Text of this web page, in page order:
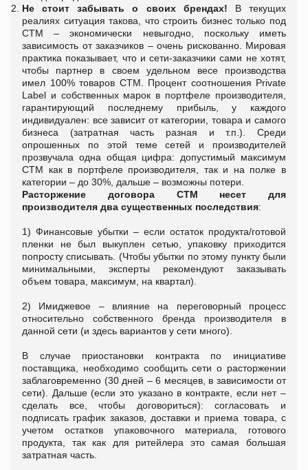
Не стоит забывать о своих брендах! В текущих
реалиях ситуация такова, что строить бизнес только под
СТМ – экономически невыгодно, поскольку иметь
зависимость от заказчиков – очень рискованно. Мировая
практика показывает, что и сети-заказчики сами не хотят,
чтобы партнер в своем удельном весе производства
имел 100% товаров СТМ. Процент соотношения Private
Label и собственных марок в портфеле производителя,
гарантирующий последнему прибыль, у каждого
индивидуален: все зависит от категории, товара и самого
бизнеса (затратная часть разная и т.п.). Среди
опрошенных по этой теме сетей и производителей
прозвучала одна общая цифра: допустимый максимум
СТМ как в портфеле производителя, так и на полке в
категории – до 30%, дальше – возможны потери.
Расторжение договора СТМ несет для
производителя два существенных последствия:
1) Финансовые убытки – если остаток продукта/готовой
пленки не был выкуплен сетью, упаковку приходится
попросту списывать. (Чтобы убытки по этому пункту были
минимальными, эксперты рекомендуют заказывать
объем товара, максимум, на квартал).
2) Имиджевое – влияние на переговорный процесс
относительно собственного бренда производителя в
данной сети (и здесь вариантов у сети много).
В случае приостановки контракта по инициативе
поставщика, необходимо сообщить сети о расторжении
заблаговременно (30 дней – 6 месяцев, в зависимости от
сети). Дальше (если это указано в контракте, если нет –
сделать все, чтобы договориться): согласовать и
подписать график заказов, доставки и приема товара, с
учетом остатков упаковочного материала, готового
продукта, так как для ритейлера это самая большая
затратная часть.